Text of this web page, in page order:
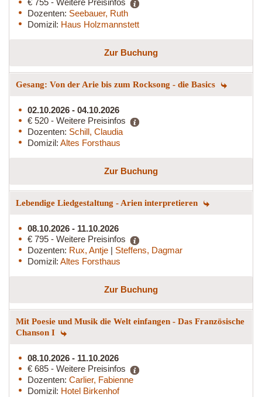
Dozenten: Seebauer, Ruth
Domizil: Haus Holzmannstett
Zur Buchung
Gesang: Von der Arie bis zum Rocksong - die Basics
02.10.2026 - 04.10.2026
€ 520 - Weitere Preisinfos
Dozenten: Schill, Claudia
Domizil: Altes Forsthaus
Zur Buchung
Lebendige Liedgestaltung - Arien interpretieren
08.10.2026 - 11.10.2026
€ 795 - Weitere Preisinfos
Dozenten: Rux, Antje | Steffens, Dagmar
Domizil: Altes Forsthaus
Zur Buchung
Mit Poesie und Musik die Welt einfangen - Das Französische
Chanson I
08.10.2026 - 11.10.2026
€ 685 - Weitere Preisinfos
Dozenten: Carlier, Fabienne
Domizil: Hotel Birkenhof